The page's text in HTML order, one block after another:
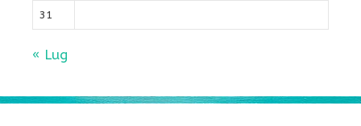
31
« Lug